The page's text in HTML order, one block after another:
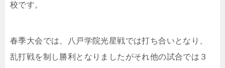
校です。
春季大会では、八戸学院光星戦では打ち合いとなり、
乱打戦を制し勝利となりましたがそれ他の試合では３